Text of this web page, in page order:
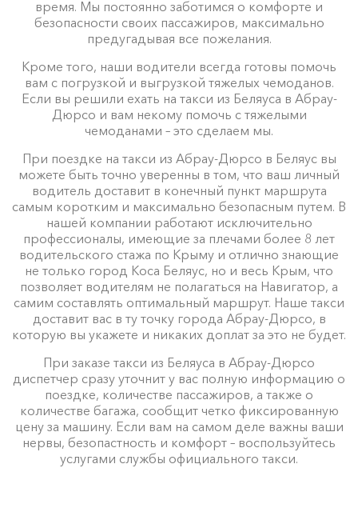
время. Мы постоянно заботимся о комфорте и
безопасности своих пассажиров, максимально
предугадывая все пожелания.
Кроме того, наши водители всегда готовы помочь
вам с погрузкой и выгрузкой тяжелых чемоданов.
Если вы решили ехать на такси из Беляуса в Абрау-
Дюрсо и вам некому помочь с тяжелыми
чемоданами – это сделаем мы.
При поездке на такси из Абрау-Дюрсо в Беляус вы
можете быть точно уверенны в том, что ваш личный
водитель доставит в конечный пункт маршрута
самым коротким и максимально безопасным путем. В
нашей компании работают исключительно
профессионалы, имеющие за плечами более 8 лет
водительского стажа по Крыму и отлично знающие
не только город Коса Беляус, но и весь Крым, что
позволяет водителям не полагаться на Навигатор, а
самим составлять оптимальный маршрут. Наше такси
доставит вас в ту точку города Абрау-Дюрсо, в
которую вы укажете и никаких доплат за это не будет.
При заказе такси из Беляуса в Абрау-Дюрсо
диспетчер сразу уточнит у вас полную информацию о
поездке, количестве пассажиров, а также о
количестве багажа, сообщит четко фиксированную
цену за машину. Если вам на самом деле важны ваши
нервы, безопастность и комфорт – воспользуйтесь
услугами службы официального такси.